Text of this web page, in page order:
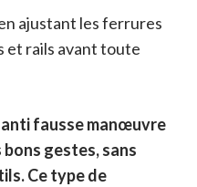
ajustant les ferrures
et rails avant toute
fausse manœuvre
gestes, sans
Ce type de